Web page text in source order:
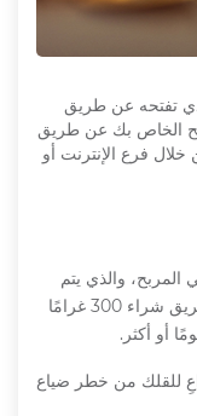
تفتحه عن طريق
الخاص بك عن طريق
فرع الإنترنت أو
والذي يتم
إعفاؤه من رسوم إدارة الحساب، عن طريق شراء 300 غرامًا
للقلك من خطر ضياع